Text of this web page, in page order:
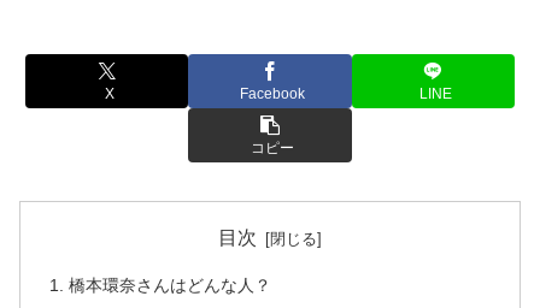
X Facebook LINE
コピー
目次
橋本環奈さんはどんな人？